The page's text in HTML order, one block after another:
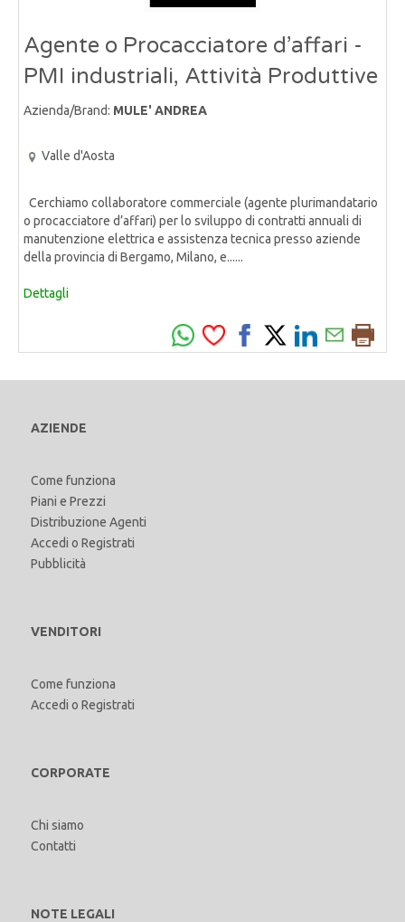
Agente o Procacciatore d’affari -
PMI industriali, Attività Produttive
Azienda/Brand: MULE' ANDREA
Valle d'Aosta
Cerchiamo collaboratore commerciale (agente plurimandatario
o procacciatore d’affari) per lo sviluppo di contratti annuali di
manutenzione elettrica e assistenza tecnica presso aziende
della provincia di Bergamo, Milano, e......
Dettagli
AZIENDE
Come funziona
Piani e Prezzi
Distribuzione Agenti
Accedi o Registrati
Pubblicità
VENDITORI
Come funziona
Accedi o Registrati
CORPORATE
Chi siamo
Contatti
NOTE LEGALI